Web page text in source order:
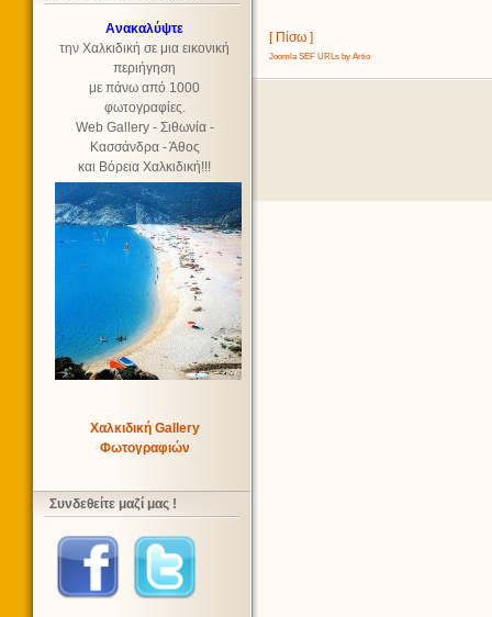
Ανακαλύψτε
την Χαλκιδική σε μια εικονική
περιήγηση
με πάνω από 1000
φωτογραφίες.
Web Gallery - Σιθωνία -
Κασσάνδρα - Άθος
και Βόρεια Χαλκιδική!!!
Χαλκιδική Gallery
Φωτογραφιών
Συνδεθείτε μαζί μας !
[ Πίσω ]
Joomla SEF URLs by Artio